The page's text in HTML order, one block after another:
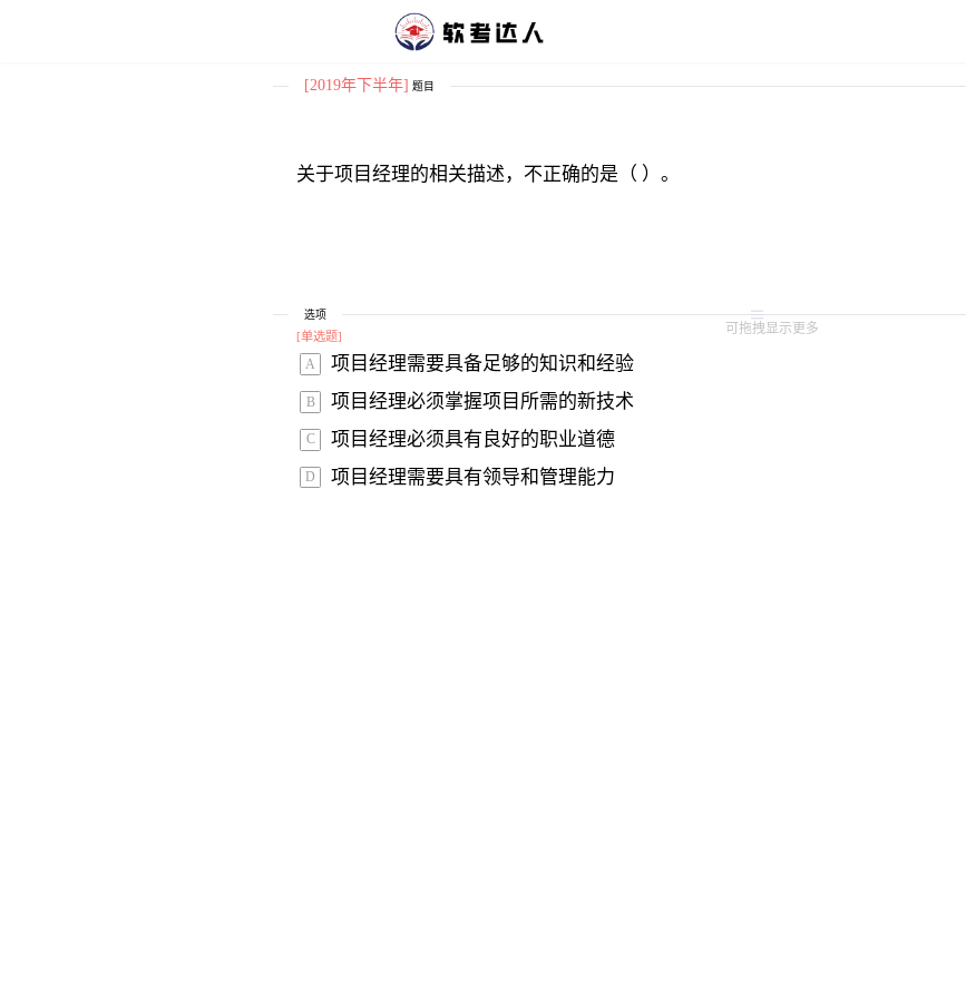
[2019年下半年] 题目
关于项目经理的相关描述，不正确的是（ ）。
可拖拽显示更多
选项
[单选题]
A 项目经理需要具备足够的知识和经验
B 项目经理必须掌握项目所需的新技术
C 项目经理必须具有良好的职业道德
D 项目经理需要具有领导和管理能力